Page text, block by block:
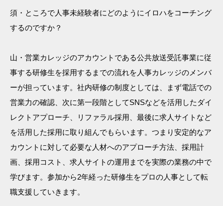
須・ところで人事未経験者にどのようにイロハをコーチング
するのですか？
山・営業カレッジのアカウントである公共放送受託事業に従
事する研修生を採用するまでの流れを人事カレッジのメンバ
ーが担っています。社内研修の制度としては、まず電話での
営業力の確認、次に第一段階としてSNSなどを活用したダイ
レクトアプローチ、リファラル採用、最後に求人サイトなど
を活用した採用に取り組んでもらいます。つまり安定的なア
カウントに対して必要な人材へのアプローチ方法、採用計
画、採用コスト、求人サイトの運用までを実際の業務の中で
学びます。参加から2年経った研修生をプロの人事として転
職支援していきます。